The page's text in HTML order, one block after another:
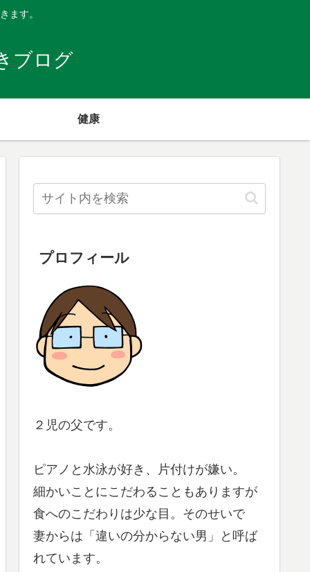
ます。
ブログ
健康
プロフィール
２児の父です。
ピアノと水泳が好き、片付けが嫌い。
細かいことにこだわることもありますが
食へのこだわりは少な目。そのせいで
妻からは「違いの分からない男」と呼ば
れています。